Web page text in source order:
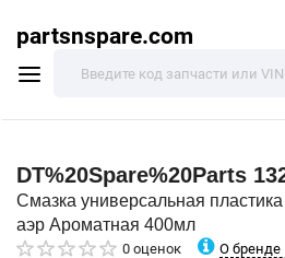
partsnspare.com
DT%20Spare%20Parts
Смазка универсальная
аэр Ароматная 400мл
0 оценок О бренде